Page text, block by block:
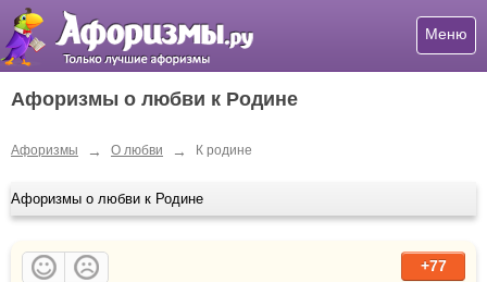
Меню
Афоризмы о любви к Родине
Афоризмы → О любви → К родине
Афоризмы о любви к Родине
+77